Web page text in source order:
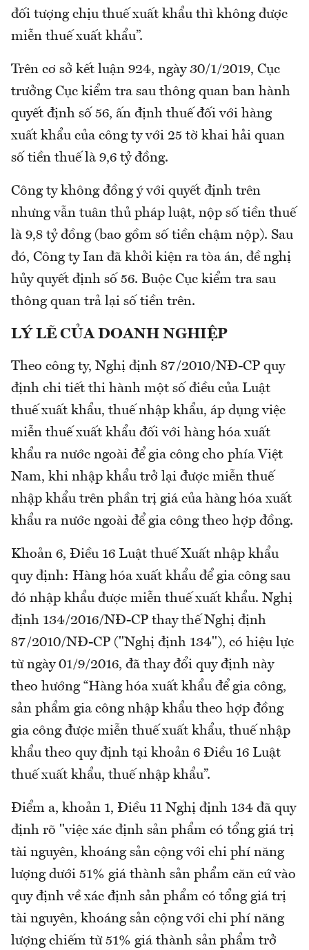
đối tượng chịu thuế xuất khẩu thì không được
miễn thuế xuất khẩu”.
Trên cơ sở kết luận 924, ngày 30/1/2019, Cục
trưởng Cục kiểm tra sau thông quan ban hành
quyết định số 56, ấn định thuế đối với hàng
xuất khẩu của công ty với 25 tờ khai hải quan
số tiền thuế là 9,6 tỷ đồng.
Công ty không đồng ý với quyết định trên
nhưng vẫn tuân thủ pháp luật, nộp số tiền thuế
là 9,8 tỷ đồng (bao gồm số tiền chậm nộp). Sau
đó, Công ty Ian đã khởi kiện ra tòa án, đề nghị
hủy quyết định số 56. Buộc Cục kiểm tra sau
thông quan trả lại số tiền trên.
LÝ LẼ CỦA DOANH NGHIỆP
Theo công ty, Nghị định 87/2010/NĐ-CP quy
định chi tiết thi hành một số điều của Luật
thuế xuất khẩu, thuế nhập khẩu, áp dụng việc
miễn thuế xuất khẩu đối với hàng hóa xuất
khẩu ra nước ngoài để gia công cho phía Việt
Nam, khi nhập khẩu trở lại được miễn thuế
nhập khẩu trên phần trị giá của hàng hóa xuất
khẩu ra nước ngoài để gia công theo hợp đồng.
Khoản 6, Điều 16 Luật thuế Xuất nhập khẩu
quy định: Hàng hóa xuất khẩu để gia công sau
đó nhập khẩu được miễn thuế xuất khẩu. Nghị
định 134/2016/NĐ-CP thay thế Nghị định
87/2010/NĐ-CP ("Nghị định 134"), có hiệu lực
từ ngày 01/9/2016, đã thay đổi quy định này
theo hướng “Hàng hóa xuất khẩu để gia công,
sản phẩm gia công nhập khẩu theo hợp đồng
gia công được miễn thuế xuất khẩu, thuế nhập
khẩu theo quy định tại khoản 6 Điều 16 Luật
thuế xuất khẩu, thuế nhập khẩu”.
Điểm a, khoản 1, Điều 11 Nghị định 134 đã quy
định rõ "việc xác định sản phẩm có tổng giá trị
tài nguyên, khoáng sản cộng với chi phí năng
lượng dưới 51% giá thành sản phẩm căn cứ vào
quy định về xác định sản phẩm có tổng giá trị
tài nguyên, khoáng sản cộng với chi phí năng
lượng chiếm từ 51% giá thành sản phẩm trở